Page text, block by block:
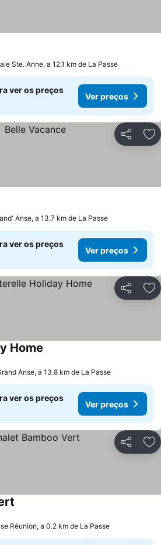
Ste. Anne, a 12.1 km de La Passe
ver os preços
Ver preços
Partilhar
Anse, a 13.7 km de La Passe
ver os preços
Ver preços
Partilhar
Home
Anse, a 13.8 km de La Passe
ver os preços
Ver preços
Partilhar
Réunion, a 0.2 km de La Passe